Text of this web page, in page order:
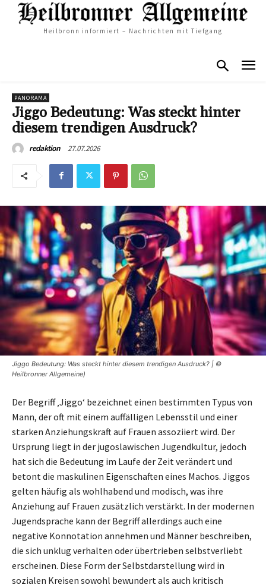
Heilbronn informiert – Nachrichten mit Tiefgang
PANORAMA
Jiggo Bedeutung: Was steckt hinter
diesem trendigen Ausdruck?
redaktion 27.07.2026
Jiggo Bedeutung: Was steckt hinter diesem trendigen Ausdruck? | ©
Heilbronner Allgemeine)
Der Begriff ‚Jiggo‘ bezeichnet einen bestimmten Typus von
Mann, der oft mit einem auffälligen Lebensstil und einer
starken Anziehungskraft auf Frauen assoziiert wird. Der
Ursprung liegt in der jugoslawischen Jugendkultur, jedoch
hat sich die Bedeutung im Laufe der Zeit verändert und
betont die maskulinen Eigenschaften eines Machos. Jiggos
gelten häufig als wohlhabend und modisch, was ihre
Anziehung auf Frauen zusätzlich verstärkt. In der modernen
Jugendsprache kann der Begriff allerdings auch eine
negative Konnotation annehmen und Männer beschreiben,
die sich unklug verhalten oder übertrieben selbstverliebt
erscheinen. Diese Form der Selbstdarstellung wird in
sozialen Kreisen sowohl bewundert als auch kritisch